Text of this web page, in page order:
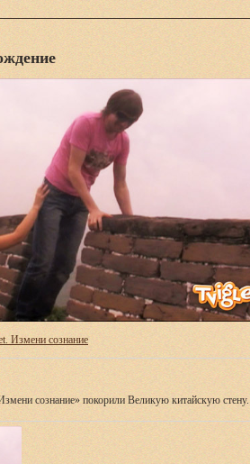
Измени сознание
сознание» покорили Великую китайскую стену.